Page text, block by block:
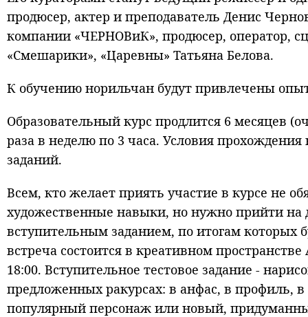
продюсер, актер и преподаватель Денис
компании «ЧЕРНОВиК», продюсер, оператор,
«Смешарики», «Царевны» Татьяна Белова.
К обучению норильчан будут привлечены
Образовательный курс продлится 6 месяцев
раза в неделю по 3 часа. Условия
заданий.
Всем, кто желает приять участие в курсе не
художественные навыки, но нужно прийти
вступительным заданием, по итогам которых
встреча состоится в креативном
18:00. Вступительное тестовое задание -
предложенных ракурсах: в анфас, в профиль,
популярный персонаж или новый,